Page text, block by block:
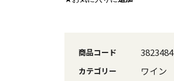
商品コード 3823484
カテゴリー ワイン